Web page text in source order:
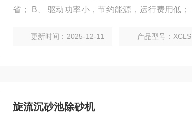
省； B、 驱动功率小，节约能源，运行费用低； C、 沉砂效果好，去除水源中无机物砂砾尤为
更新时间：2025-12-11 产品型号：XCLS
旋流沉砂池除砂机